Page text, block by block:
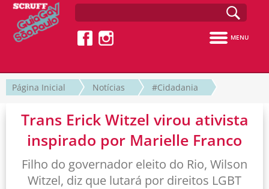
MENU
Página Inicial Notícias #Cidadania
Trans Erick Witzel virou ativista
inspirado por Marielle Franco
Filho do governador eleito do Rio, Wilson
Witzel, diz que lutará por direitos LGBT